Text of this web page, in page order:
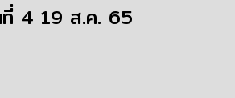
4 19 ส.ค. 65